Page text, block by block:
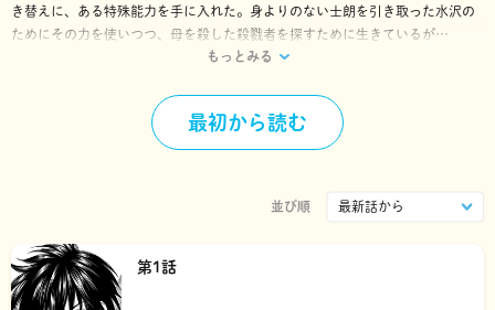
き替えに、ある特殊能力を手に入れた。身よりのない士朗を引き取った水沢の
ためにその力を使いつつ、母を殺した殺戮者を探すために生きているが
――...。大人気、ダークミステリ!!もっとみる
最初から読む
並び順
第1話